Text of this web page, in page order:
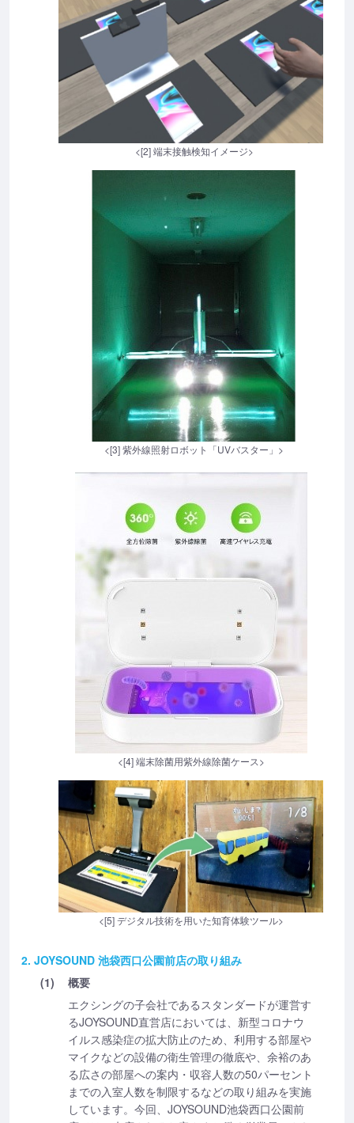
<[2] 端末接触検知イメージ>
<[3] 紫外線照射ロボット「UVバスター」>
<[4] 端末除菌用紫外線除菌ケース>
<[5] デジタル技術を用いた知育体験ツール>
2. JOYSOUND 池袋西口公園前店の取り組み
(1)
概要
エクシングの子会社であるスタンダードが運営す
るJOYSOUND直営店においては、新型コロナウ
イルス感染症の拡大防止のため、利用する部屋や
マイクなどの設備の衛生管理の徹底や、余裕のあ
る広さの部屋への案内・収容人数の50パーセント
までの入室人数を制限するなどの取り組みを実施
しています。今回、JOYSOUND池袋西口公園前